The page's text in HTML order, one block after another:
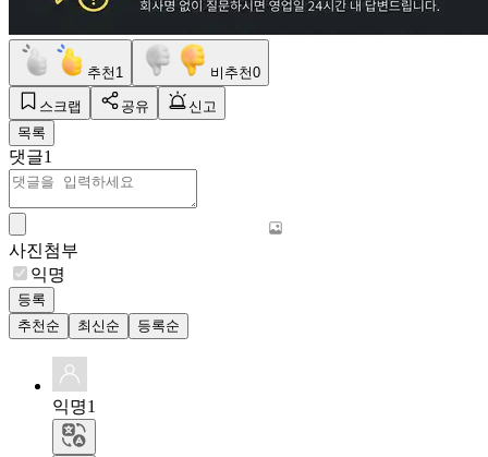
추천 1 비추천0
스크랩 공유
신고
목록
댓글1
사진첨부
익명
등록
추천순
최신순 등록순
익명1